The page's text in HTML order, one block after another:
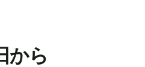
から